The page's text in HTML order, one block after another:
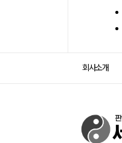
회사소개